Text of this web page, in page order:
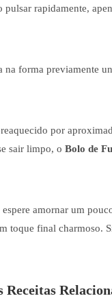
pulsar rapidamente,
na forma previamente
por
sair limpo, o Bolo de
amornar um
toque final charmoso.
Receitas